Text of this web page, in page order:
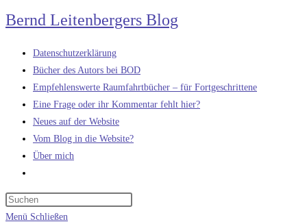
Zum
Inhalt
springen
Bernd Leitenbergers Blog
Datenschutzerklärung
Bücher des Autors bei BOD
Empfehlenswerte Raumfahrtbücher – für Fortgeschrittene
Eine Frage oder ihr Kommentar fehlt hier?
Neues auf der Website
Vom Blog in die Website?
Über mich
umschalten
Menü Schließen